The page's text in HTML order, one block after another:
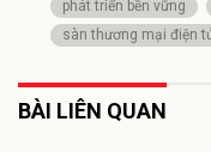
phát triển bền vững
sàn thương mại điện
BÀI LIÊN QUAN